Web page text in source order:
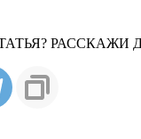
РАССКАЖИ